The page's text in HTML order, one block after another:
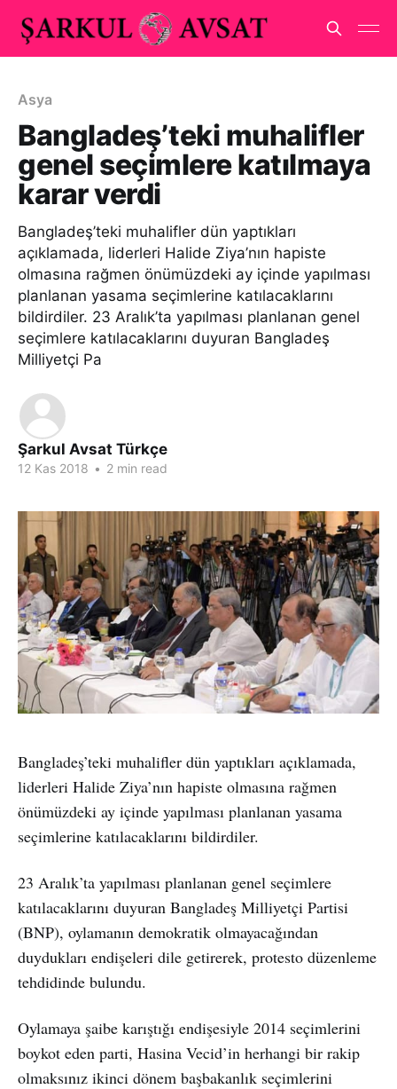
Asya
Bangladeş’teki muhalifler
genel seçimlere katılmaya
karar verdi
Bangladeş’teki muhalifler dün yaptıkları
açıklamada, liderleri Halide Ziya’nın hapiste
olmasına rağmen önümüzdeki ay içinde yapılması
planlanan yasama seçimlerine katılacaklarını
bildirdiler. 23 Aralık’ta yapılması planlanan genel
seçimlere katılacaklarını duyuran Bangladeş
Milliyetçi Pa
Şarkul Avsat Türkçe
12 Kas 2018 • 2 min read
Bangladeş’teki muhalifler dün yaptıkları açıklamada,
liderleri Halide Ziya’nın hapiste olmasına rağmen
önümüzdeki ay içinde yapılması planlanan yasama
seçimlerine katılacaklarını bildirdiler.
23 Aralık’ta yapılması planlanan genel seçimlere
katılacaklarını duyuran Bangladeş Milliyetçi Partisi
(BNP), oylamanın demokratik olmayacağından
duydukları endişeleri dile getirerek, protesto düzenleme
tehdidinde bulundu.
Oylamaya şaibe karıştığı endişesiyle 2014 seçimlerini
boykot eden parti, Hasina Vecid’in herhangi bir rakip
olmaksınız ikinci dönem başbakanlık seçimlerini